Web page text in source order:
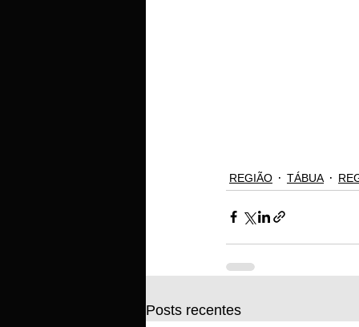
REGIÃO TÁBUA
Posts recentes